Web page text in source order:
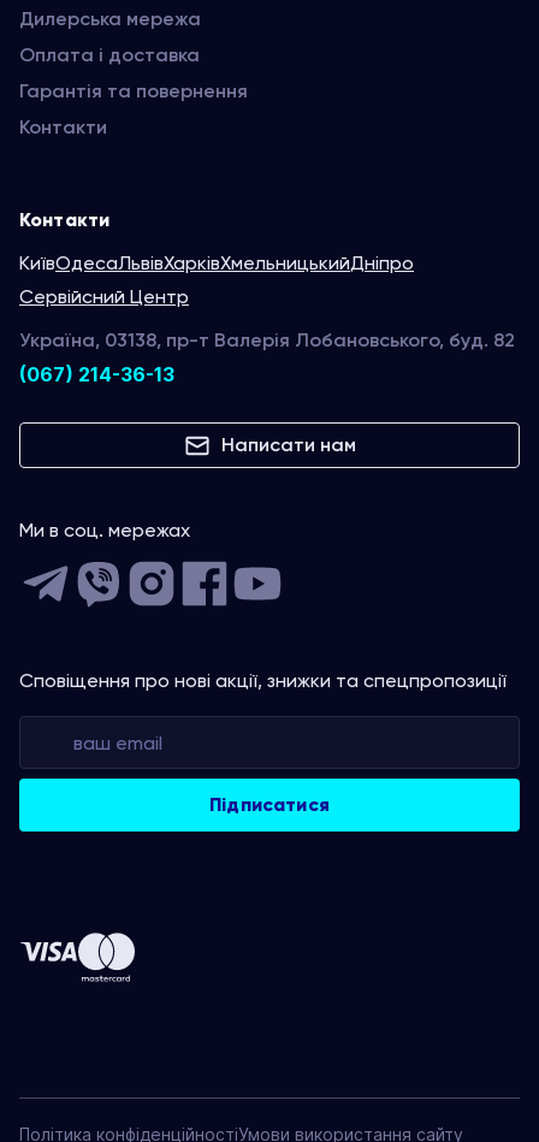
Дилерська мережа
Оплата і доставка
Гарантія та повернення
Контакти
Контакти
КиївОдесаЛьвівХарківХмельницькийДніпро
Сервійсний Центр
Україна, 03138, пр-т Валерія Лобановського, буд. 82
(067) 214-36-13
Написати нам
Ми в соц. мережах
Сповіщення про нові акції, знижки та спецпропозиції
Політика конфіденційностіУмови використання сайту